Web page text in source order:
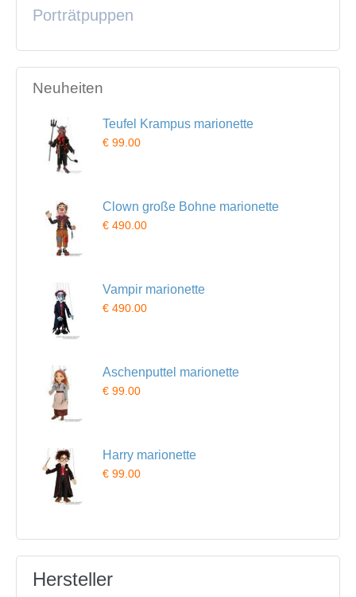
Porträtpuppen
Neuheiten
Teufel Krampus marionette
€ 99.00
Clown große Bohne marionette
€ 490.00
Vampir marionette
€ 490.00
Aschenputtel marionette
€ 99.00
Harry marionette
€ 99.00
Hersteller